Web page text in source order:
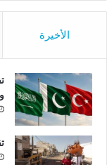
الأخيرة